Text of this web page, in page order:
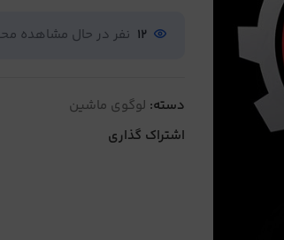
12 نفر در حال مشاهده
دسته: لوگوی ماشین
اشتراک گذاری